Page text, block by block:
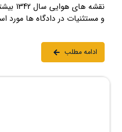
نقشه
و مستثنیات در دادگاه ها مورد
ادامه مطلب